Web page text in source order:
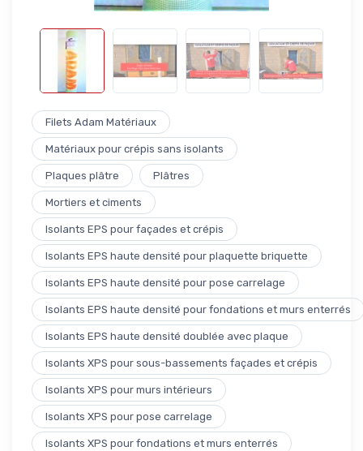
Filets Adam Matériaux
Matériaux pour crépis sans isolants
Plaques plâtre Plâtres
Mortiers et ciments
Isolants EPS pour façades et crépis
Isolants EPS haute densité pour plaquette briquette
Isolants EPS haute densité pour pose carrelage
Isolants EPS haute densité pour fondations et murs enterrés
Isolants EPS haute densité doublée avec plaque
Isolants XPS pour sous-bassements façades et crépis
Isolants XPS pour murs intérieurs
Isolants XPS pour pose carrelage
Isolants XPS pour fondations et murs enterrés